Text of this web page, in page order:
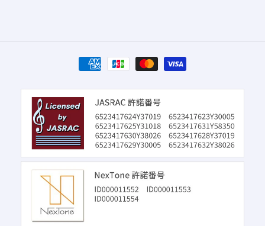
決
済
方
法